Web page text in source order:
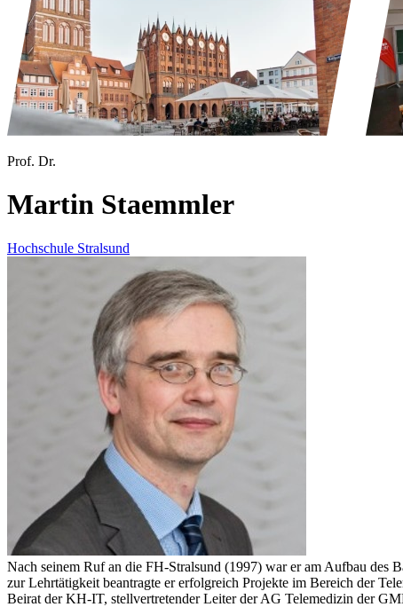
Prof. Dr.
Martin Staemmler
Hochschule Stralsund
Nach seinem Ruf an die FH-Stralsund (1997) war er am Aufbau des
zur Lehrtätigkeit beantragte er erfolgreich Projekte im Bereich der
Beirat der KH-IT, stellvertretender Leiter der AG Telemedizin der